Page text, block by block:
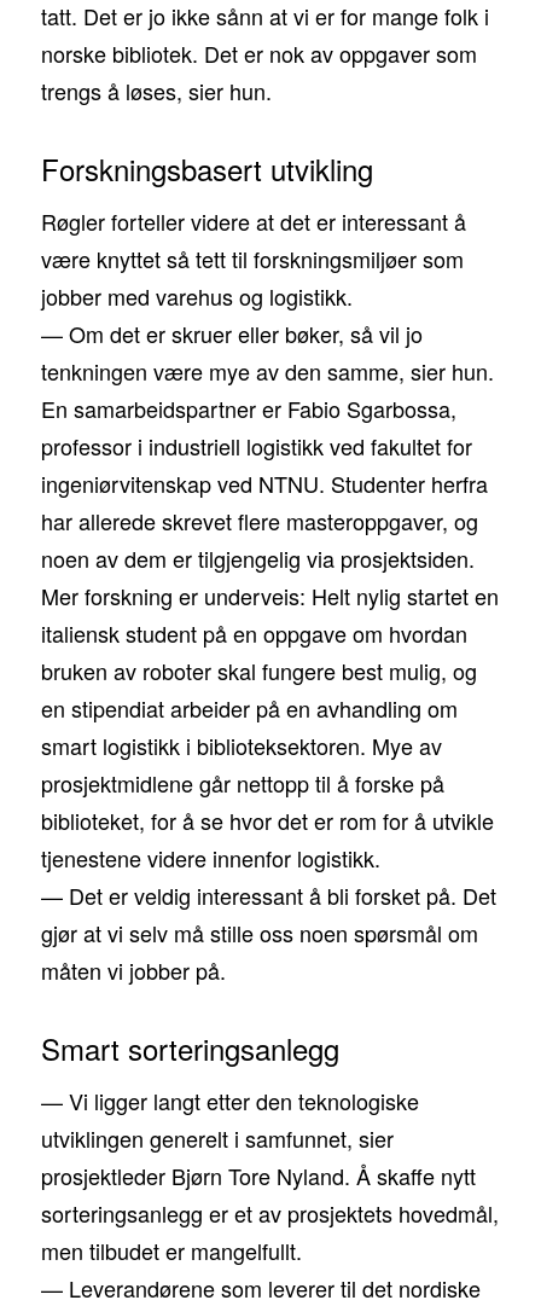
tatt. Det er jo ikke sånn at vi er for mange folk i
norske bibliotek. Det er nok av oppgaver som
trengs å løses, sier hun.
Forskningsbasert utvikling
Røgler forteller videre at det er interessant å
være knyttet så tett til forskningsmiljøer som
jobber med varehus og logistikk.
— Om det er skruer eller bøker, så vil jo
tenkningen være mye av den samme, sier hun.
En samarbeidspartner er Fabio Sgarbossa,
professor i industriell logistikk ved fakultet for
ingeniørvitenskap ved NTNU. Studenter herfra
har allerede skrevet flere masteroppgaver, og
noen av dem er tilgjengelig via prosjektsiden.
Mer forskning er underveis: Helt nylig startet en
italiensk student på en oppgave om hvordan
bruken av roboter skal fungere best mulig, og
en stipendiat arbeider på en avhandling om
smart logistikk i biblioteksektoren. Mye av
prosjektmidlene går nettopp til å forske på
biblioteket, for å se hvor det er rom for å utvikle
tjenestene videre innenfor logistikk.
— Det er veldig interessant å bli forsket på. Det
gjør at vi selv må stille oss noen spørsmål om
måten vi jobber på.
Smart sorteringsanlegg
— Vi ligger langt etter den teknologiske
utviklingen generelt i samfunnet, sier
prosjektleder Bjørn Tore Nyland. Å skaffe nytt
sorteringsanlegg er et av prosjektets hovedmål,
men tilbudet er mangelfullt.
— Leverandørene som leverer til det nordiske